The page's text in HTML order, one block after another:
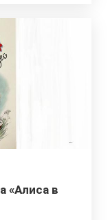
«Алиса в